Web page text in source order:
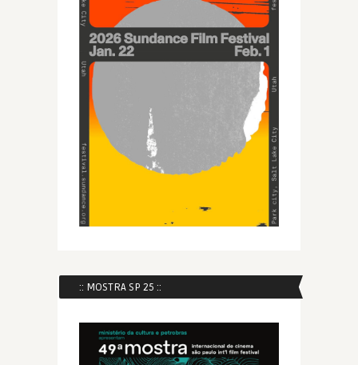
:: MOSTRA SP 25 ::